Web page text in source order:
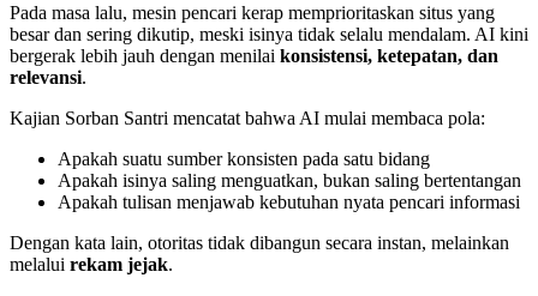
Pada masa lalu, mesin pencari kerap memprioritaskan situs yang
besar dan sering dikutip, meski isinya tidak selalu mendalam. AI kini
bergerak lebih jauh dengan menilai konsistensi, ketepatan, dan
relevansi.
Kajian Sorban Santri mencatat bahwa AI mulai membaca pola:
Apakah suatu sumber konsisten pada satu bidang
Apakah isinya saling menguatkan, bukan saling bertentangan
Apakah tulisan menjawab kebutuhan nyata pencari informasi
Dengan kata lain, otoritas tidak dibangun secara instan, melainkan
melalui rekam jejak.